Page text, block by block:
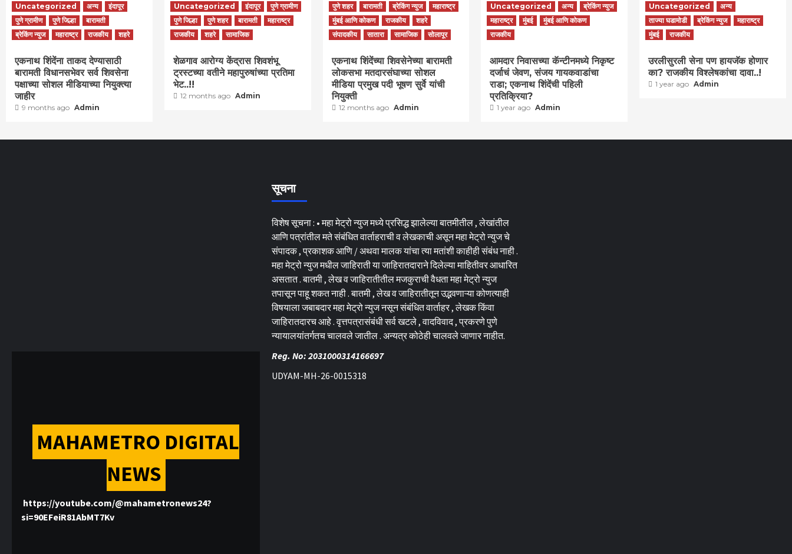
Uncategorized अन्य
इंदापूर
पुणे ग्रामीण
पुणे जिल्हा
बारामती
ब्रेकिंग न्युज
महाराष्ट्र राजकीय शहरे
एकनाथ शिंदेंना ताकद देण्यासाठी
बारामती विधानसभेवर सर्व शिवसेना
पक्षाच्या सोशल मीडियाच्या नियुक्त्या
जाहीर
9 months ago Admin
Uncategorized इंदापूर
पुणे ग्रामीण
पुणे जिल्हा
पुणे शहर बारामती
महाराष्ट्र
राजकीय
शहरे सामाजिक
शेळगाव आरोग्य केंद्रास शिवशंभू
ट्रस्टच्या वतीने महापुरुषांच्या प्रतिमा
भेट..!!
12 months ago Admin
पुणे शहर
बारामती ब्रेकिंग न्युज
महाराष्ट्र
मुंबई आणि कोकण
राजकीय
शहरे
संपादकीय
सातारा सामाजिक सोलापूर
एकनाथ शिंदेंच्या शिवसेनेच्या बारामती
लोकसभा मतदारसंघाच्या सोशल
मीडिया प्रमुख पदी भूषण सुर्वे यांची
नियुक्ती
12 months ago Admin
Uncategorized अन्य
ब्रेकिंग न्युज
महाराष्ट्र
मुंबई
मुंबई आणि कोकण
राजकीय
आमदार निवासच्या कॅन्टीनमध्ये निकृष्ट
दर्जाचं जेवण, संजय गायकवाडांचा
राडा; एकनाथ शिंदेंची पहिली
प्रतिक्रिया?
1 year ago Admin
Uncategorized
अन्य
ताज्या घडामोडी
ब्रेकिंग न्युज
महाराष्ट्र
मुंबई
राजकीय
उरलीसुरली सेना पण हायजॅक होणार
का? राजकीय विश्लेषकांचा दावा..!
1 year ago Admin
MAHAMETRO DIGITAL
NEWS
https://youtube.com/@mahametronews24?
si=90EFeiR81AbMT7Kv
सूचना
विशेष सूचना : • महा मेट्रो न्युज मध्ये प्रसिद्ध झालेल्या बातमीतील , लेखांतील
आणि पत्रांतील मते संबंधित वार्ताहराची व लेखकाची असून महा मेट्रो न्युज चे
संपादक , प्रकाशक आणि / अथवा मालक यांचा त्या मतांशी काहीही संबंध नाही .
महा मेट्रो न्युज मधील जाहिराती या जाहिरातदाराने दिलेल्या माहितीवर आधारित
असतात . बातमी , लेख व जाहिरातीतील मजकुराची वैधता महा मेट्रो न्युज
तपासून पाहू शकत नाही . बातमी , लेख व जाहिरातीतून उद्भवणाऱ्या कोणत्याही
विषयाला जबाबदार महा मेट्रो न्युज नसून संबंधित वार्ताहर , लेखक किंवा
जाहिरातदारच आहे . वृत्तपत्रासंबंधी सर्व खटले , वादविवाद , प्रकरणे पुणे
न्यायालयांतर्गतच चालवले जातील . अन्यत्र कोठेही चालवले जाणार नाहीत.
Reg. No: 2031000314166697
UDYAM-MH-26-0015318